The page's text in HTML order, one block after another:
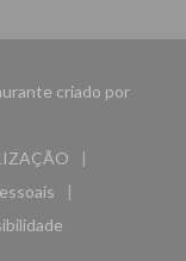
criado por
nova janela))
numa nova janela))
nova janela))